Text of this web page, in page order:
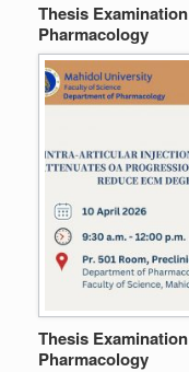
Thesis
Pharmacology
Thesis
Pharmacology